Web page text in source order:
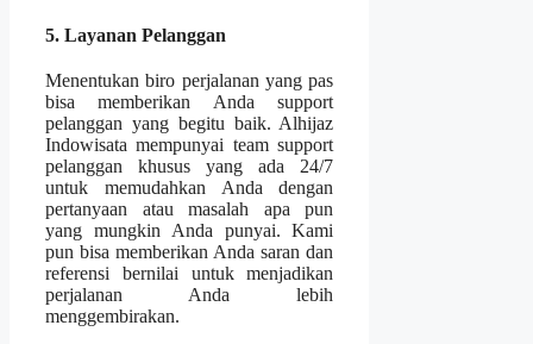
5. Layanan Pelanggan
Menentukan biro perjalanan yang pas
bisa memberikan Anda support
pelanggan yang begitu baik. Alhijaz
Indowisata mempunyai team support
pelanggan khusus yang ada 24/7
untuk memudahkan Anda dengan
pertanyaan atau masalah apa pun
yang mungkin Anda punyai. Kami
pun bisa memberikan Anda saran dan
referensi bernilai untuk menjadikan
perjalanan Anda lebih
menggembirakan.